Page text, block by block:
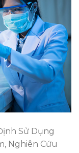
Sử Dụng
Nghiên Cứu